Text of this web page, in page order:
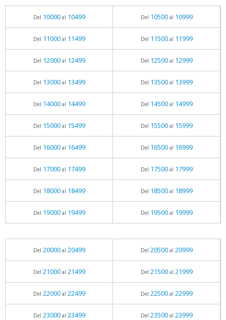
Del 10000al 10499 Del 10500al 10999
Del 11000al 11499 Del 11500al 11999
Del 12000al 12499 Del 12500al 12999
Del 13000al 13499 Del 13500al 13999
Del 14000al 14499 Del 14500al 14999
Del 15000al 15499 Del 15500al 15999
Del 16000al 16499 Del 16500al 16999
Del 17000al 17499 Del 17500al 17999
Del 18000al 18499 Del 18500al 18999
Del 19000al 19499 Del 19500al 19999
Del 20000al 20499 Del 20500al 20999
Del 21000al 21499 Del 21500al 21999
Del 22000al 22499 Del 22500al 22999
Del 23000al 23499 Del 23500al 23999